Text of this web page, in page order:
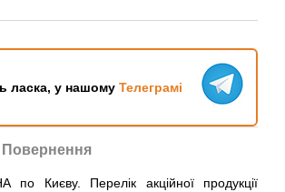
ласка, у нашому Телеграмі
Повернення
Києву. Перелік акційної продукції